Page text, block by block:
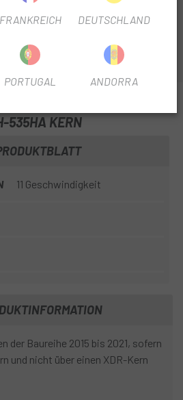
535HA KERN
11 Geschwindigkeit
der Baureihe 2015 bis 2021, sofern
und nicht über einen XDR-Kern
FRANKREICH DEUTSCHLAND
PORTUGAL ANDORRA